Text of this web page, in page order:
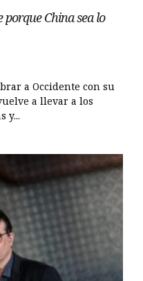
porque China sea lo
a Occidente con su
a llevar a los
y...